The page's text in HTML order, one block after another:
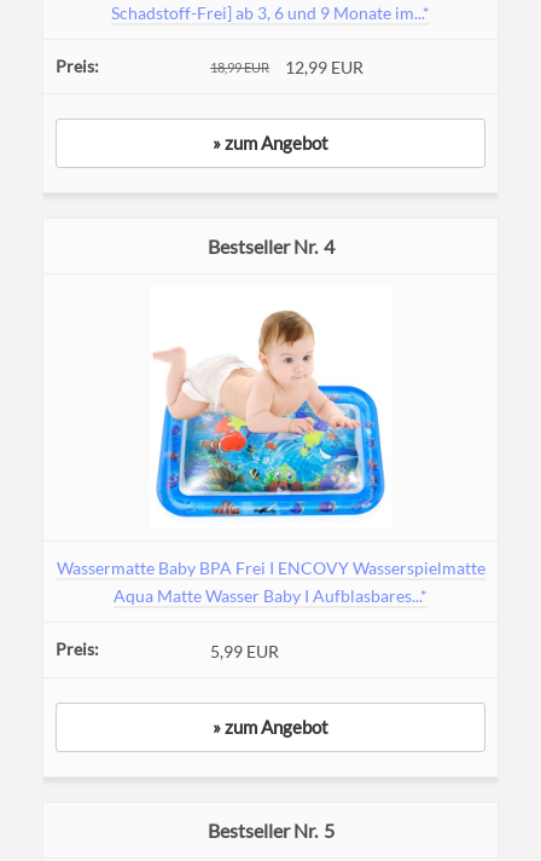
Schadstoff-Frei] ab 3, 6 und 9 Monate im...*
18,99 EUR 12,99 EUR
» zum Angebot
4
Wassermatte Baby BPA Frei I ENCOVY Wasserspielmatte
Aqua Matte Wasser Baby I Aufblasbares...*
5,99 EUR
» zum Angebot
5